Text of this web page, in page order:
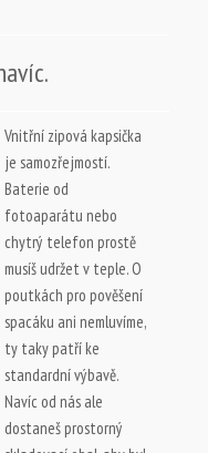
Vnitřní zipová kapsička
je samozřejmostí.
Baterie od
fotoaparátu nebo
chytrý telefon prostě
musíš udržet v teple. O
poutkách pro pověšení
spacáku ani nemluvíme,
ty taky patří ke
standardní výbavě.
Navíc od nás ale
dostaneš prostorný